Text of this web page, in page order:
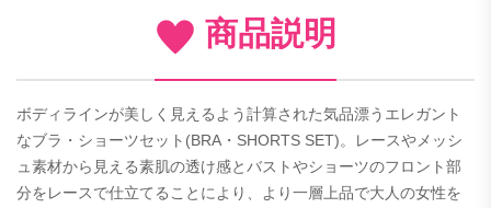
商品説明
ボディラインが美しく見えるよう計算された気品漂うエレガント
なブラ・ショーツセット(BRA・SHORTS SET)。レースやメッシ
ュ素材から見える素肌の透け感とバストやショーツのフロント部
分をレースで仕立てることにより、より一層上品で大人の女性を